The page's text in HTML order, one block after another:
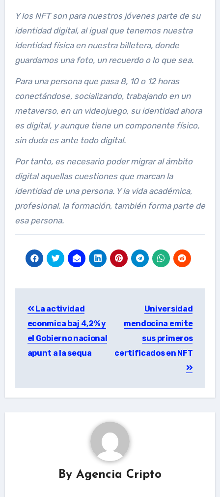
Y los NFT son para nuestros jóvenes parte de su
identidad digital, al igual que tenemos nuestra
identidad física en nuestra billetera, donde
guardamos una foto, un recuerdo o lo que sea.
Para una persona que pasa 8, 10 o 12 horas
conectándose, socializando, trabajando en un
metaverso, en un videojuego, su identidad ahora
es digital, y aunque tiene un componente físico,
sin duda es ante todo digital.
Por tanto, es necesario poder migrar al ámbito
digital aquellas cuestiones que marcan la
identidad de una persona. Y la vida académica,
profesional, la formación, también forma parte de
esa persona.
navigation
La actividad
econmica baj 4,2% y
el Gobierno nacional
apunt a la sequa
Universidad
mendocina emite
sus primeros
certificados en NFT
By Agencia Cripto